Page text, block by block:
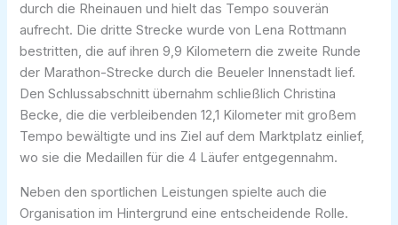
durch die Rheinauen und hielt das Tempo souverän
aufrecht. Die dritte Strecke wurde von Lena Rottmann
bestritten, die auf ihren 9,9 Kilometern die zweite Runde
der Marathon-Strecke durch die Beueler Innenstadt lief.
Den Schlussabschnitt übernahm schließlich Christina
Becke, die die verbleibenden 12,1 Kilometer mit großem
Tempo bewältigte und ins Ziel auf dem Marktplatz einlief,
wo sie die Medaillen für die 4 Läufer entgegennahm.
Neben den sportlichen Leistungen spielte auch die
Organisation im Hintergrund eine entscheidende Rolle.